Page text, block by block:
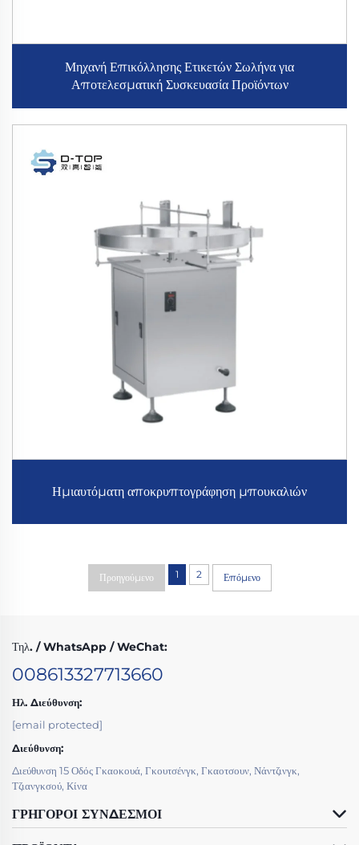
Μηχανή Επικόλλησης Ετικετών Σωλήνα για
Αποτελεσματική Συσκευασία Προϊόντων
Ημιαυτόματη αποκρυπτογράφηση μπουκαλιών
Προηγούμενο 1 2 Επόμενο
Τηλ. / WhatsApp / WeChat:
008613327713660
Ηλ. Διεύθυνση:
[email protected]
Διεύθυνση:
Διεύθυνση 15 Οδός Γκαοκουά, Γκουτσένγκ, Γκαοτσουν, Νάντζινγκ,
Τζιανγκσού, Κίνα
ΓΡΉΓΟΡΟΙ ΣΎΝΔΕΣΜΟΙ